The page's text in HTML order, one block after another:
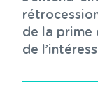
de la prime
de